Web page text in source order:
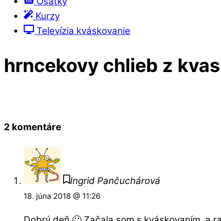
Kurzy
Televízia kváskovanie
hrncekovy chlieb z
2 komentáre
Ingrid Pančuchárová
18. júna 2018 @ 11:26